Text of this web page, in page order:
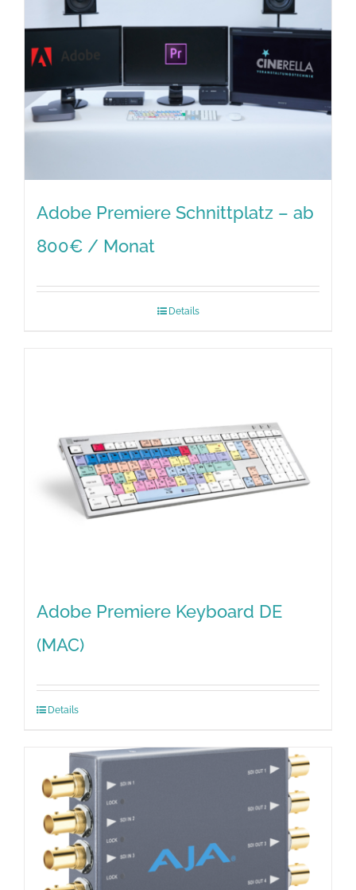
Adobe Premiere Schnittplatz – ab
800€ / Monat
Details
Adobe Premiere Keyboard DE
(MAC)
Details